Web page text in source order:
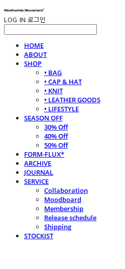
LOG IN 로그인
HOME
ABOUT
SHOP
• BAG
• CAP & HAT
• KNIT
• LEATHER GOODS
• LIFESTYLE
SEASON OFF
30% Off
40% Off
50% Off
FORM-FLUX*
ARCHIVE
JOURNAL
SERVICE
Collaboration
Moodboard
Membership
Release schedule
Shipping
STOCKIST